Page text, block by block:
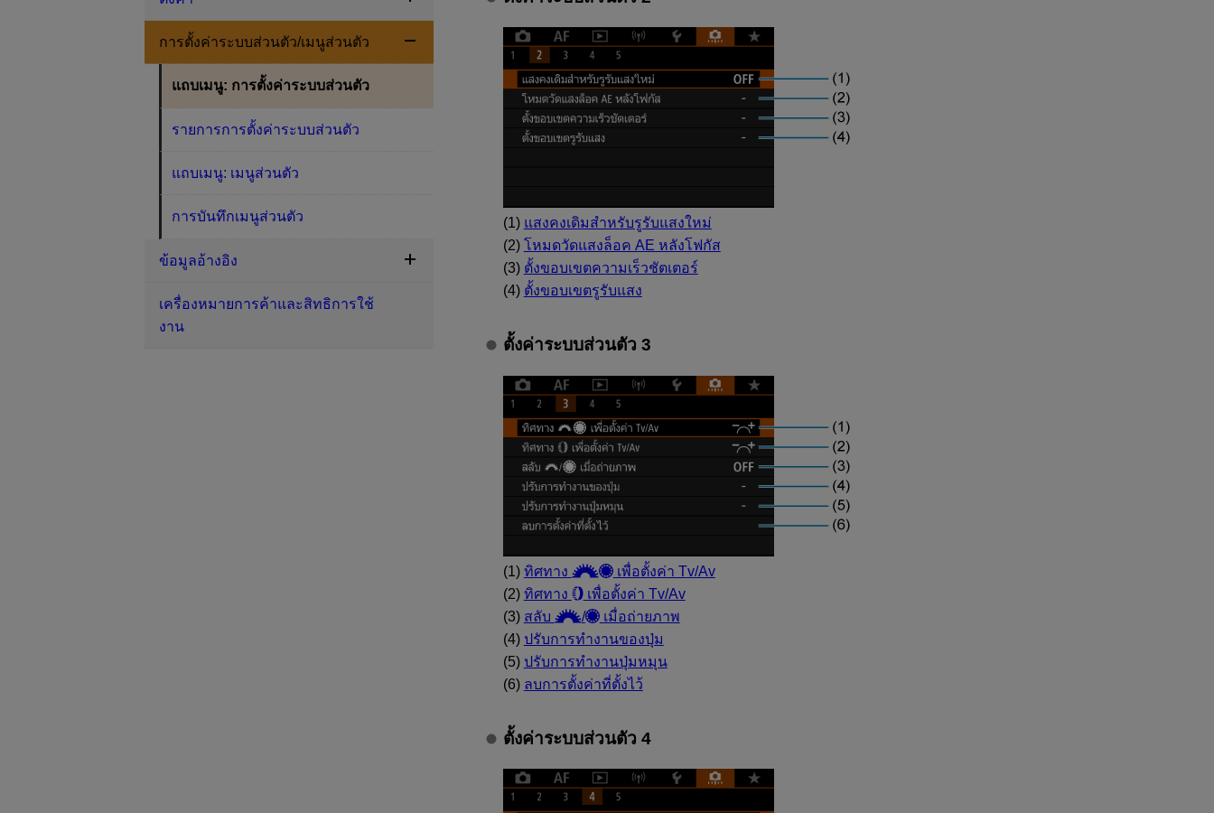
(1) แสงคงเดิมสำหรับรูรับแสงใหม่
(2) โหมดวัดแสงล็อค AE หลังโฟกัส
(3) ตั้งขอบเขตความเร็วชัตเตอร์
(4) ตั้งขอบเขตรูรับแสง
ตั้งค่าระบบส่วนตัว 3
(1) ทิศทาง
เพื่อตั้งค่า Tv/Av
(2) ทิศทาง
เพื่อตั้งค่า Tv/Av
(3) สลับ /
เมื่อถ่ายภาพ
(4) ปรับการทำงานของปุ่ม
(5) ปรับการทำงานปุ่มหมุน
(6) ลบการตั้งค่าที่ตั้งไว้
ตั้งค่าระบบส่วนตัว 4
การตั้งค่าระบบส่วนตัว/เมนูส่วนตัว
แถบเมนู: การตั้งค่าระบบส่วนตัว
รายการการตั้งค่าระบบส่วนตัว
แถบเมนู: เมนูส่วนตัว
การบันทึกเมนูส่วนตัว
ข้อมูลอ้างอิง
เครื่องหมายการค้าและสิทธิการใช้
งาน